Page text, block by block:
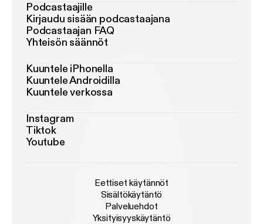
Podcastaajille
Kirjaudu sisään podcastaajana
Podcastaajan FAQ
Yhteisön säännöt
Kuuntele iPhonella
Kuuntele Androidilla
Kuuntele verkossa
Instagram
Tiktok
Youtube
Eettiset käytännöt
Sisältökäytäntö
Palveluehdot
Yksityisyyskäytäntö